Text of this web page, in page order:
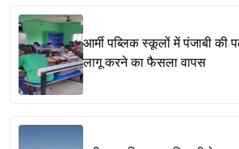
आर्मी पब्लिक स्कूलों में पंजाबी की
लागू करने का फैसला वापस